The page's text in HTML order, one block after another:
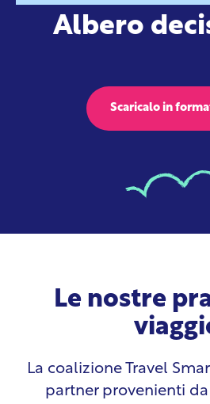
Albero
Scaricalo in
Le nostre
La coalizione Travel
partner provenienti